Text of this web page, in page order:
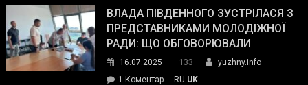
окупанти.
Маємо
діяти
команда
Південного
провів
інспекцію
укриття
ВЛАДА ПІВДЕННОГО ЗУСТРІЛАСЯ З
ПРЕДСТАВНИКАМИ МОЛОДІЖНОЇ
РАДИ: ЩО ОБГОВОРЮВАЛИ
16.07.2025 133
yuzhny.info
1 Коментардо RU UK